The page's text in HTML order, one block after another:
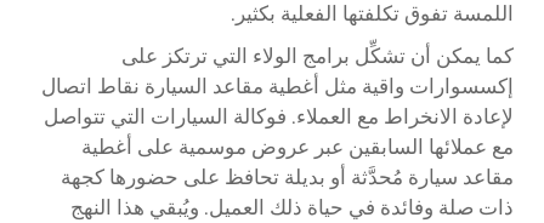
اللمسة تفوق تكلفتها الفعلية بكثير.
كما يمكن أن تشكِّل برامج الولاء التي ترتكز على
إكسسوارات واقية مثل أغطية مقاعد السيارة نقاط اتصال
لإعادة الانخراط مع العملاء. فوكالة السيارات التي تتواصل
مع عملائها السابقين عبر عروض موسمية على أغطية
مقاعد سيارة مُحدَّثة أو بديلة تحافظ على حضورها كجهة
ذات صلة وفائدة في حياة ذلك العميل. ويُبقي هذا النهج